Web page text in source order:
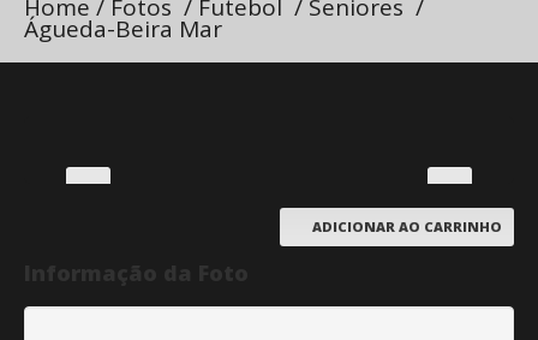
Home / Fotos / Futebol / Seniores /
Águeda-Beira Mar
ADICIONAR AO CARRINHO